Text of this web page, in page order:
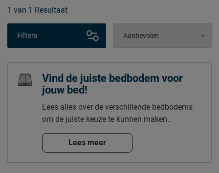
1 van 1 Resultaat
Filters
Vind de juiste bedbodem voor
jouw bed!
Lees alles over de verschillende bedbodems
om de juiste keuze te kunnen maken..
Lees meer